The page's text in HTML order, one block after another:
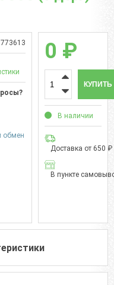
773613
обмен
0 ₽
КУПИТЬ
В наличии
Доставка от 650 ₽
В пункте